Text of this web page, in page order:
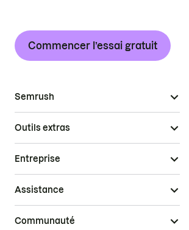
Commencer l’essai gratuit
Semrush
Outils extras
Entreprise
Assistance
Communauté